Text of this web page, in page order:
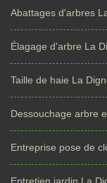
Abattages d'arbres
Élagage d'arbre La
Taille de haie La
Dessouchage arbre
Entreprise pose de